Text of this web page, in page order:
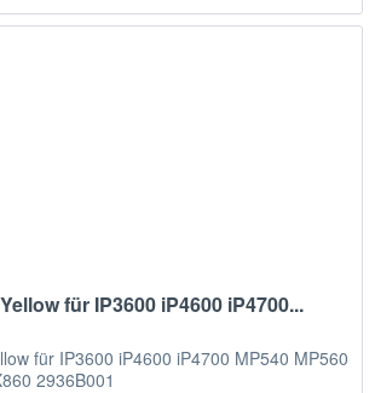
für IP3600 iP4600 iP4700...
für IP3600 iP4600 iP4700 MP540 MP560
2936B001